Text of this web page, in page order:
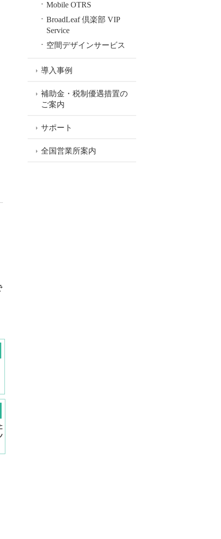
Mobile OTRS
BroadLeaf 倶楽部 VIP
Service
空間デザインサービス
導入事例
補助金・税制優遇措置の
ご案内
サポート
全国営業所案内